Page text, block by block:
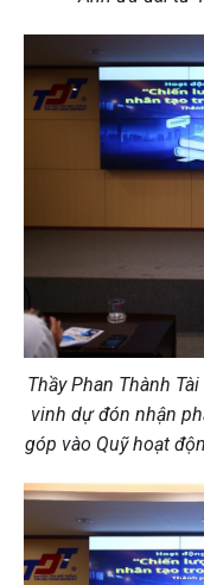
Thầy Phan Thành
vinh dự đón nhận
góp vào Quỹ hoạt